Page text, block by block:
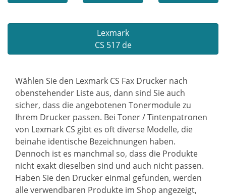
Lexmark
CS 517 de
Wählen Sie den Lexmark CS Fax Drucker nach
obenstehender Liste aus, dann sind Sie auch
sicher, dass die angebotenen Tonermodule zu
Ihrem Drucker passen. Bei Toner / Tintenpatronen
von Lexmark CS gibt es oft diverse Modelle, die
beinahe identische Bezeichnungen haben.
Dennoch ist es manchmal so, dass die Produkte
nicht exakt dieselben sind und auch nicht passen.
Haben Sie den Drucker einmal gefunden, werden
alle verwendbaren Produkte im Shop angezeigt,